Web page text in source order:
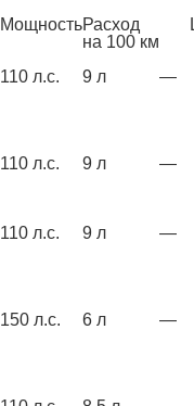
МощностьРасход
на 100 км
110 л.с. 9 л —
110 л.с. 9 л —
110 л.с. 9 л —
150 л.с. 6 л —